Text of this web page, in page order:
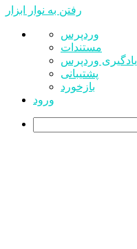
رفتن به نوار ابزار
درباره
وردپرس
وردپرس
مستندات
یادگیری وردپرس
پشتیبانی
بازخورد
ورود